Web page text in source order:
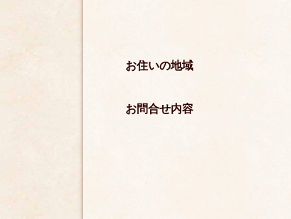
お住いの地域
お問合せ内容